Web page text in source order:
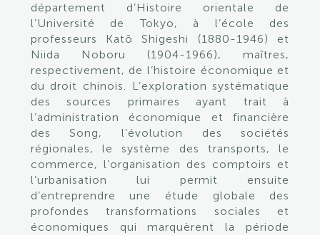
département d’Histoire orientale de
l’Université de Tokyo, à l’école des
professeurs Katō Shigeshi (1880-1946) et
Niida Noboru (1904-1966), maîtres,
respectivement, de l’histoire économique et
du droit chinois. L’exploration systématique
des sources primaires ayant trait à
l’administration économique et financière
des Song, l’évolution des sociétés
régionales, le système des transports, le
commerce, l’organisation des comptoirs et
l’urbanisation lui permit ensuite
d’entreprendre une étude globale des
profondes transformations sociales et
économiques qui marquèrent la période